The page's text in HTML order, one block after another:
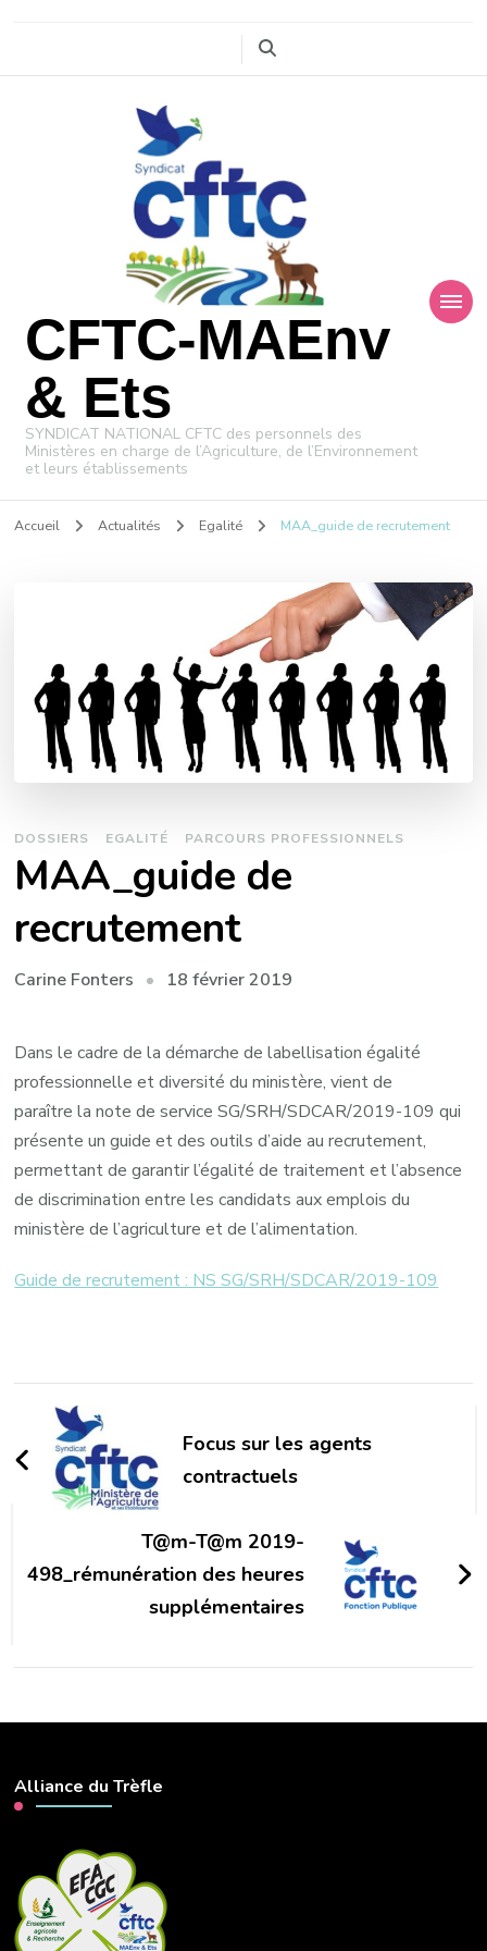
CFTC-MAEnv
& Ets
SYNDICAT NATIONAL CFTC des personnels des
Ministères en charge de l’Agriculture, de l’Environnement
et leurs établissements
Accueil Actualités Egalité MAA_guide de recrutement
DOSSIERS EGALITÉ PARCOURS PROFESSIONNELS
MAA_guide de
recrutement
Carine Fonters 18 février 2019
Dans le cadre de la démarche de labellisation égalité
professionnelle et diversité du ministère, vient de
paraître la note de service SG/SRH/SDCAR/2019-109 qui
présente un guide et des outils d’aide au recrutement,
permettant de garantir l’égalité de traitement et l’absence
de discrimination entre les candidats aux emplois du
ministère de l’agriculture et de l’alimentation.
Guide de recrutement : NS SG/SRH/SDCAR/2019-109
Navigation
d'article
Focus sur les agents
contractuels
T@m-T@m 2019-
498_rémunération des heures
supplémentaires
Alliance du Trèfle